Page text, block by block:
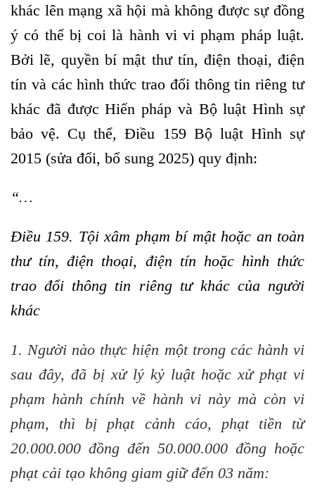
khác lên mạng xã hội mà không được sự đồng
ý có thể bị coi là hành vi vi phạm pháp luật.
Bởi lẽ, quyền bí mật thư tín, điện thoại, điện
tín và các hình thức trao đổi thông tin riêng tư
khác đã được Hiến pháp và Bộ luật Hình sự
bảo vệ. Cụ thể, Điều 159 Bộ luật Hình sự
2015 (sửa đổi, bổ sung 2025) quy định:
“…
Điều 159. Tội xâm phạm bí mật hoặc an toàn
thư tín, điện thoại, điện tín hoặc hình thức
trao đổi thông tin riêng tư khác của người
khác
1. Người nào thực hiện một trong các hành vi
sau đây, đã bị xử lý kỷ luật hoặc xử phạt vi
phạm hành chính về hành vi này mà còn vi
phạm, thì bị phạt cảnh cáo, phạt tiền từ
20.000.000 đồng đến 50.000.000 đồng hoặc
phạt cải tạo không giam giữ đến 03 năm: